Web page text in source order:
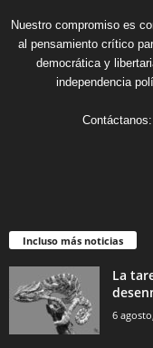
Nuestro compromiso es
al pensamiento crítico
democrática y
independencia
Contáctanos:
Incluso más noticias
La
6